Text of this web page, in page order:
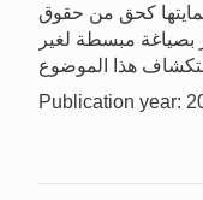
كحق من حقوق
بصياغة مبسطة لغير
هذا الموضوع
Publication year: